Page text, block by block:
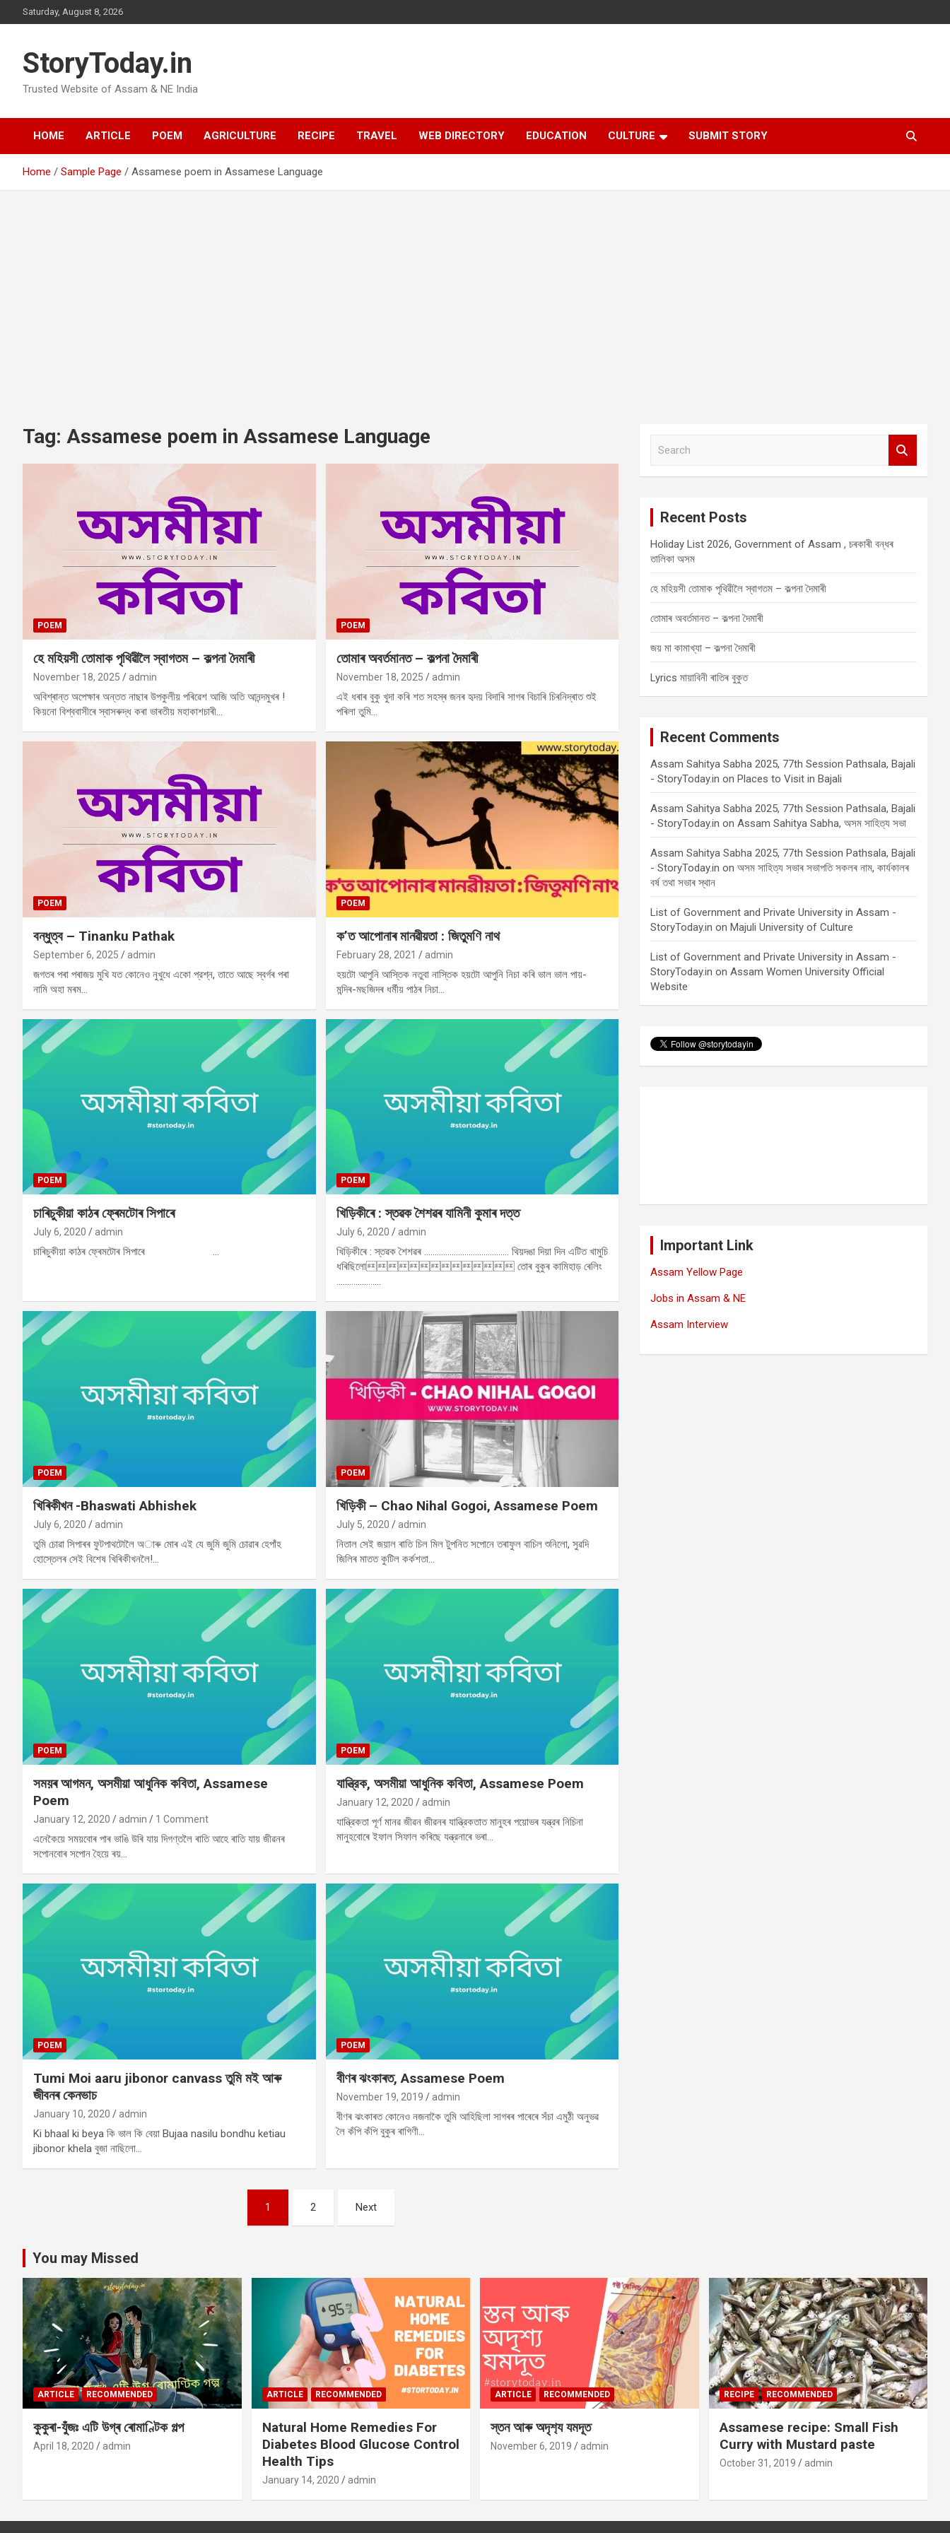
to
Saturday, August 8, 2026
StoryToday.in
Trusted Website of Assam & NE India
HOME ARTICLE POEM AGRICULTURE RECIPE TRAVEL WEB DIRECTORY EDUCATION CULTURE SUBMIT STORY
Home Sample Page Assamese poem in Assamese Language
Tag: Assamese poem in Assamese Language
POEM
হে মহিয়সী তোমাক পৃথিৱীলৈ স্বাগতম – কল্পনা দৈমাৰী
November 18, 2025 admin
অবিশ্ৰান্ত অপেক্ষাৰ অন্তত নাছাৰ উপকুলীয় পৰিৱেশ আজি অতি আনন্দমুখৰ !
কিয়নো বিশ্ববাসীৰে স্বাসৰুদ্ধ কৰা ভাৰতীয় মহাকাশচাৰী…
POEM
তোমাৰ অবৰ্তমানত – কল্পনা দৈমাৰী
November 18, 2025 admin
এই ধৰাৰ বুকু খুদা কৰি শত সহস্ৰ জনৰ হৃদয় বিদাৰি সাগৰ বিচাৰি চিৰনিদ্ৰাত শুই
পৰিলা তুমি…
POEM
বন্ধুত্ব – Tinanku Pathak
September 6, 2025 admin
জগতৰ পৰা পৰাজয় মুখি যত কোনেও নুখুধে একো প্রশ্ন, তাতে আছে স্বৰ্গৰ পৰা
নামি অহা মৰম…
POEM
ক’ত আপোনাৰ মানৱীয়তা : জিতুমণি নাথ
February 28, 2021 admin
হয়টো আপুনি আস্তিক নতুবা নাস্তিক হয়টো আপুনি নিচা কৰি ভাল ভাল পায়-
মন্দিৰ-মছজিদৰ ধৰ্মীয় পাঠৰ নিচা…
POEM
চাৰিচুকীয়া কাঠৰ ফ্ৰেমটোৰ সিপাৰে
July 6, 2020 admin
চাৰিচুকীয়া কাঠৰ ফ্ৰেমটোৰ সিপাৰে …
POEM
খিড়িকীৰে : স্তৱক শৈশৱৰ যামিনী কুমাৰ দত্ত
July 6, 2020 admin
খিড়িকীৰে : স্তৱক শৈশৱৰ …………………………………. থিয়দঙা দিয়া দিন এটিত খামুচি
ধৰিছিলো তোৰ বুকুৰ কামিহাড় ৰেলিং
…………………
POEM
খিৰিকীখন -Bhaswati Abhishek
July 6, 2020 admin
তুমি চোৱা সিপাৰৰ ফুটপাথটোলৈ অাৰু মোৰ এই যে জুমি জুমি চোৱাৰ হেপাঁহ
হোস্তেলৰ সেই বিশেষ খিৰিকীখনলৈ!…
POEM
খিড়িকী – Chao Nihal Gogoi, Assamese Poem
July 5, 2020 admin
নিতাল সেই জয়াল ৰাতি চিল মিল টুপনিত সপোনে তৰাফুল বাচিল শুনিলো, সুৱদি
জিলিৰ মাতত কুটিল কৰ্কশতা…
POEM
সময়ৰ আগমন, অসমীয়া আধুনিক কবিতা, Assamese
Poem
January 12, 2020 admin 1 Comment
এনেকৈয়ে সময়বোৰ পাৰ ভাঙি উৰি যায় দিগণ্তলৈ ৰাতি আহে ৰাতি যায় জীৱনৰ
সপোনবোৰ সপোন হৈয়ে ৰয়…
POEM
যান্ত্রিক, অসমীয়া আধুনিক কবিতা, Assamese Poem
January 12, 2020 admin
যান্ত্রিকতা পূর্ণ মানৱ জীৱন জীৱনৰ যান্ত্রিকতাত মানুহৰ পয়োভৰ যন্ত্রৰ নিচিনা
মানুহবোৰে ইফাল সিফাল কৰিছে যন্ত্রনাৰে ভৰা…
POEM
Tumi Moi aaru jibonor canvass তুমি মই আৰু
জীবনৰ কেনভাচ
January 10, 2020 admin
Ki bhaal ki beya কি ভাল কি বেয়া Bujaa nasilu bondhu ketiau
jibonor khela বুজা নাছিলো…
POEM
বীণৰ ঝংকাৰত, Assamese Poem
November 19, 2019 admin
বীণৰ ঝংকাৰত কোনেও নজনাকৈ তুমি আহিছিলা সাগৰৰ পাৰেৰে সঁচা এমুঠী অনুভৱ
লৈ কঁপি কঁপি বুকুৰ ৰাগিণী…
1 2 Next
Recent Posts
Holiday List 2026, Government of Assam , চৰকাৰী বন্ধৰ
তালিকা অসম
হে মহিয়সী তোমাক পৃথিৱীলৈ স্বাগতম – কল্পনা দৈমাৰী
তোমাৰ অবৰ্তমানত – কল্পনা দৈমাৰী
জয় মা কামাখ্যা – কল্পনা দৈমাৰী
Lyrics মায়াবিনী ৰাতিৰ বুকুত
Recent Comments
Assam Sahitya Sabha 2025, 77th Session Pathsala, Bajali
- StoryToday.in onPlaces to Visit in Bajali
Assam Sahitya Sabha 2025, 77th Session Pathsala, Bajali
- StoryToday.in onAssam Sahitya Sabha, অসম সাহিত্য সভা
Assam Sahitya Sabha 2025, 77th Session Pathsala, Bajali
- StoryToday.in onঅসম সাহিত্য সভাৰ সভাপতি সকলৰ নাম, কাৰ্যকালৰ
বৰ্ষ তথা সভাৰ স্থান
List of Government and Private University in Assam -
StoryToday.in onMajuli University of Culture
List of Government and Private University in Assam -
StoryToday.in onAssam Women University Official
Website
Important Link
Assam Yellow Page
Jobs in Assam & NE
Assam Interview
You may Missed
ARTICLE RECOMMENDED
কুকুৰা-যুঁজঃ এটি উগ্ৰ ৰোমাণ্টিক গল্প
April 18, 2020 admin
ARTICLE RECOMMENDED
Natural Home Remedies For
Diabetes Blood Glucose Control
Health Tips
January 14, 2020 admin
ARTICLE RECOMMENDED
স্তন আৰু অদৃশ‍্য যমদূত
November 6, 2019 admin
RECIPE RECOMMENDED
Assamese recipe: Small Fish
Curry with Mustard paste
October 31, 2019 admin